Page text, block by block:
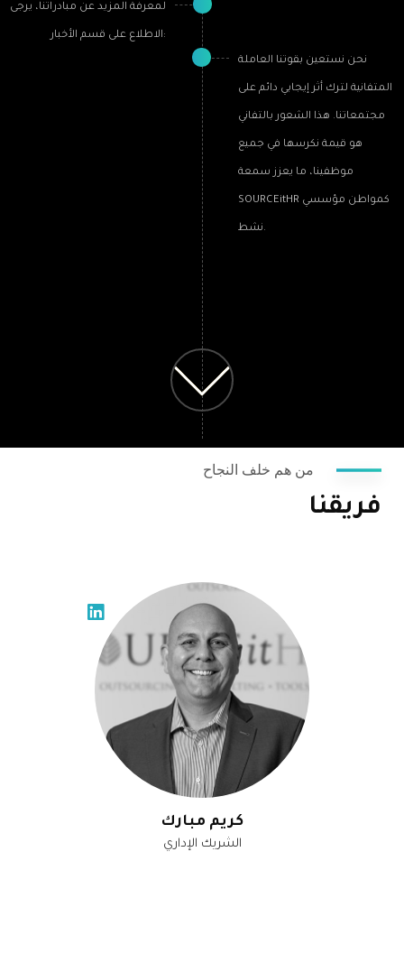
لمعرفة المزيد عن مبادراتنا، يرجى
الاطلاع على قسم الأخبار:
نحن نستعين بقوتنا العاملة
المتفانية لترك أثر إيجابي دائم على
مجتمعاتنا. هذا الشعور بالتفاني
هو قيمة نكرسها في جميع
موظفينا، ما يعزز سمعة
SOURCEitHR كمواطن مؤسسي
نشط.
من هم خلف النجاح
فريقنا
كريم مبارك
الشريك الإداري